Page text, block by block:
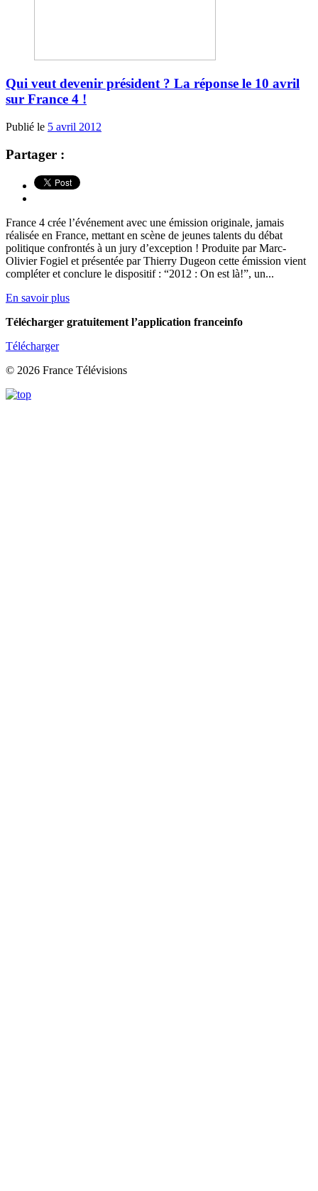
Qui veut devenir président ? La réponse le 10 avril
sur France 4 !
Publié le 5 avril 2012
Partager :
France 4 crée l’événement avec une émission originale, jamais
réalisée en France, mettant en scène de jeunes talents du débat
politique confrontés à un jury d’exception ! Produite par Marc-
Olivier Fogiel et présentée par Thierry Dugeon cette émission vient
compléter et conclure le dispositif : “2012 : On est là!”, un...
En savoir plus
Télécharger gratuitement l’application franceinfo
Télécharger
© 2026 France Télévisions